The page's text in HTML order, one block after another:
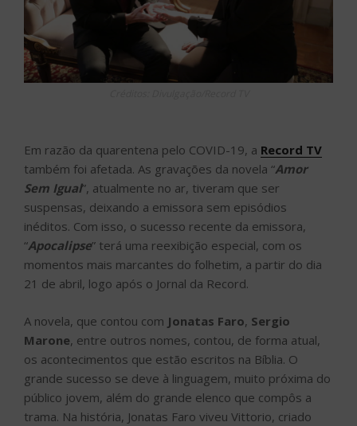
Em razão da quarentena pelo COVID-19, a Record TV
também foi afetada. As gravações da novela “Amor
Sem Igual”, atualmente no ar, tiveram que ser
suspensas, deixando a emissora sem episódios
inéditos. Com isso, o sucesso recente da emissora,
“Apocalipse” terá uma reexibição especial, com os
momentos mais marcantes do folhetim, a partir do dia
21 de abril, logo após o Jornal da Record.
A novela, que contou com Jonatas Faro, Sergio
Marone, entre outros nomes, contou, de forma atual,
os acontecimentos que estão escritos na Bíblia. O
grande sucesso se deve à linguagem, muito próxima do
público jovem, além do grande elenco que compôs a
trama. Na história, Jonatas Faro viveu Vittorio, criado